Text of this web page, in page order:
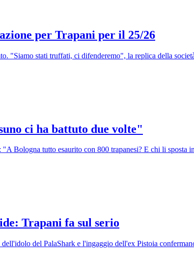
per Trapani per il 25/26
"Siamo stati truffati, ci difenderemo", la replica della
ci ha battuto due volte"
Bologna tutto esaurito con 800 trapanesi? E chi li sposta
Trapani fa sul serio
del PalaShark e l'ingaggio dell'ex Pistoia